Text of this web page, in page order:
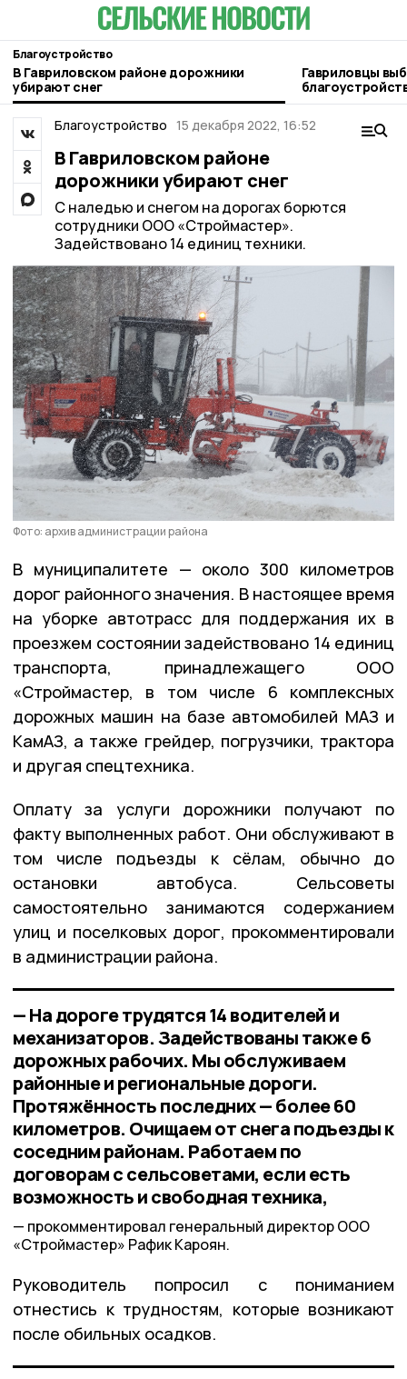
Благоустройство
В Гавриловском районе дорожники
убирают снег
Гавриловцы
Пересыпкино
Благоустройство 15 декабря 2022, 16:52
В Гавриловском районе
дорожники убирают снег
С наледью и снегом на дорогах борются
сотрудники ООО «Строймастер».
Задействовано 14 единиц техники.
Фото: архив администрации района
В муниципалитете — около 300 километров
дорог районного значения. В настоящее время
на уборке автотрасс для поддержания их в
проезжем состоянии задействовано 14 единиц
транспорта, принадлежащего ООО
«Строймастер, в том числе 6 комплексных
дорожных машин на базе автомобилей МАЗ и
КамАЗ, а также грейдер, погрузчики, трактора
и другая спецтехника.
Оплату за услуги дорожники получают по
факту выполненных работ. Они обслуживают в
том числе подъезды к сёлам, обычно до
остановки автобуса. Сельсоветы
самостоятельно занимаются содержанием
улиц и поселковых дорог, прокомментировали
в администрации района.
— На дороге трудятся 14 водителей и
механизаторов. Задействованы также 6
дорожных рабочих. Мы обслуживаем
районные и региональные дороги.
Протяжённость последних — более 60
километров. Очищаем от снега подъезды к
соседним районам. Работаем по
договорам с сельсоветами, если есть
возможность и свободная техника,
прокомментировал генеральный директор ООО
«Строймастер» Рафик Кароян.
Руководитель попросил с пониманием
отнестись к трудностям, которые возникают
после обильных осадков.